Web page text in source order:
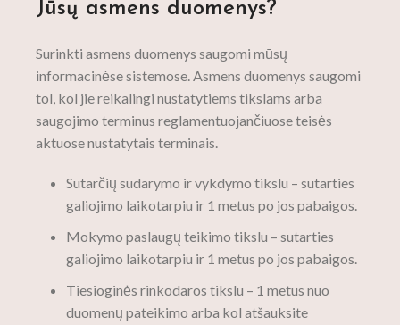
Jūsų asmens duomenys?
Surinkti asmens duomenys saugomi mūsų
informacinėse sistemose. Asmens duomenys saugomi
tol, kol jie reikalingi nustatytiems tikslams arba
saugojimo terminus reglamentuojančiuose teisės
aktuose nustatytais terminais.
Sutarčių sudarymo ir vykdymo tikslu – sutarties
galiojimo laikotarpiu ir 1 metus po jos pabaigos.
Mokymo paslaugų teikimo tikslu – sutarties
galiojimo laikotarpiu ir 1 metus po jos pabaigos.
Tiesioginės rinkodaros tikslu – 1 metus nuo
duomenų pateikimo arba kol atšauksite